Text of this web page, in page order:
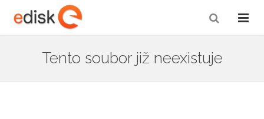
Tento soubor již neexistuje